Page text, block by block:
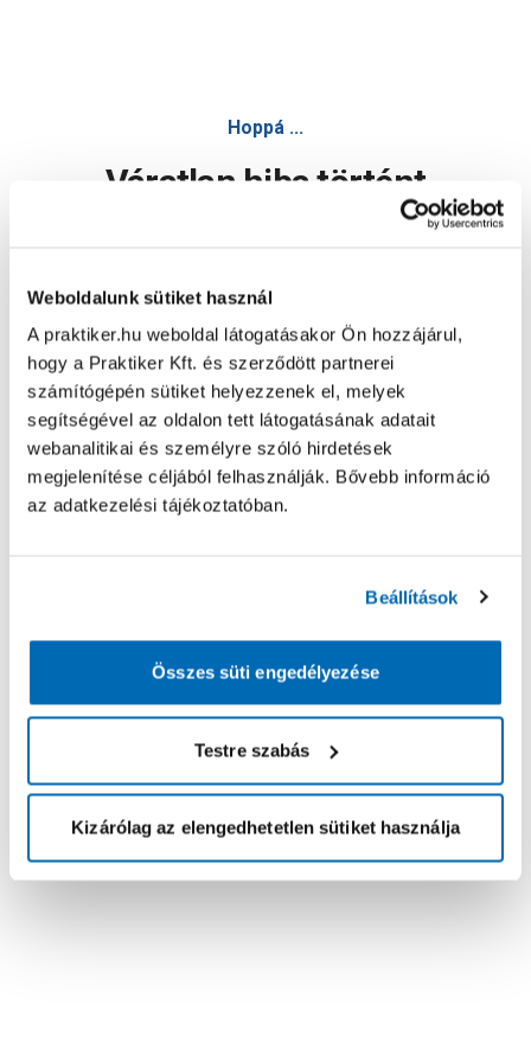
Weboldalunk sütiket használ
A praktiker.hu weboldal látogatásakor Ön hozzájárul,
hogy a Praktiker Kft. és szerződött partnerei
számítógépén sütiket helyezzenek el, melyek
segítségével az oldalon tett látogatásának adatait
webanalitikai és személyre szóló hirdetések
megjelenítése céljából felhasználják. Bővebb információ
az adatkezelési tájékoztatóban.
Beállítások
Összes süti engedélyezése
Testre szabás
Kizárólag az elengedhetetlen sütiket használja
Hoppá ...
Váratlan hiba történt
Oldal újratöltése